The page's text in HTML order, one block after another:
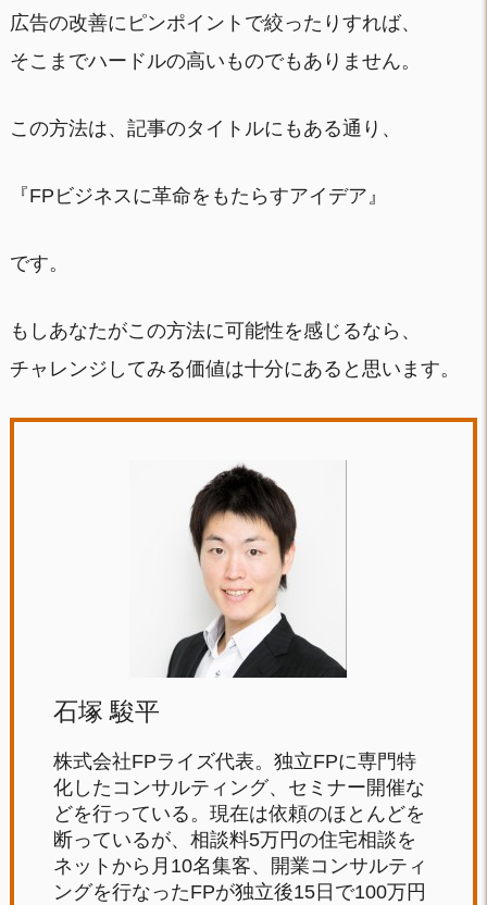
広告の改善にピンポイントで絞ったりすれば、
そこまでハードルの高いものでもありません。
この方法は、記事のタイトルにもある通り、
『FPビジネスに革命をもたらすアイデア』
です。
もしあなたがこの方法に可能性を感じるなら、
チャレンジしてみる価値は十分にあると思います。
石塚 駿平
株式会社FPライズ代表。独立FPに専門特
化したコンサルティング、セミナー開催な
どを行っている。現在は依頼のほとんどを
断っているが、相談料5万円の住宅相談を
ネットから月10名集客、開業コンサルティ
ングを行なったFPが独立後15日で100万円